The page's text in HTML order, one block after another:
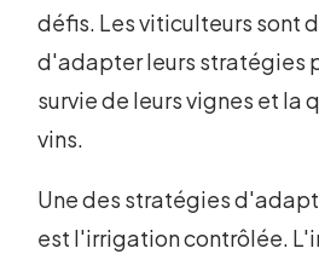
défis. Les viticulteurs sont
d'adapter leurs stratégies
survie de leurs vignes et la
vins.
Une des stratégies
est l'irrigation contrôlée.